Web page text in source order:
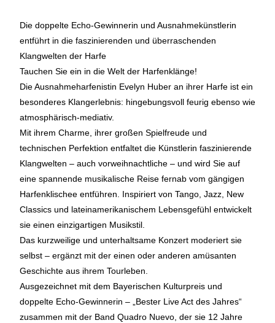
Die doppelte Echo-Gewinnerin und Ausnahmekünstlerin
entführt in die faszinierenden und überraschenden
Klangwelten der Harfe
Tauchen Sie ein in die Welt der Harfenklänge!
Die Ausnahmeharfenistin Evelyn Huber an ihrer Harfe ist ein
besonderes Klangerlebnis: hingebungsvoll feurig ebenso wie
atmosphärisch-mediativ.
Mit ihrem Charme, ihrer großen Spielfreude und
technischen Perfektion entfaltet die Künstlerin faszinierende
Klangwelten – auch vorweihnachtliche – und wird Sie auf
eine spannende musikalische Reise fernab vom gängigen
Harfenklischee entführen. Inspiriert von Tango, Jazz, New
Classics und lateinamerikanischem Lebensgefühl entwickelt
sie einen einzigartigen Musikstil.
Das kurzweilige und unterhaltsame Konzert moderiert sie
selbst – ergänzt mit der einen oder anderen amüsanten
Geschichte aus ihrem Tourleben.
Ausgezeichnet mit dem Bayerischen Kulturpreis und
doppelte Echo-Gewinnerin – „Bester Live Act des Jahres“
zusammen mit der Band Quadro Nuevo, der sie 12 Jahre